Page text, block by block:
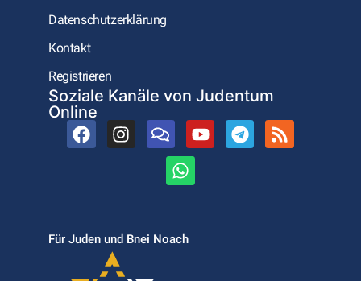
Datenschutzerklärung
Kontakt
Registrieren
Soziale Kanäle von Judentum
Online
Für Juden und Bnei Noach